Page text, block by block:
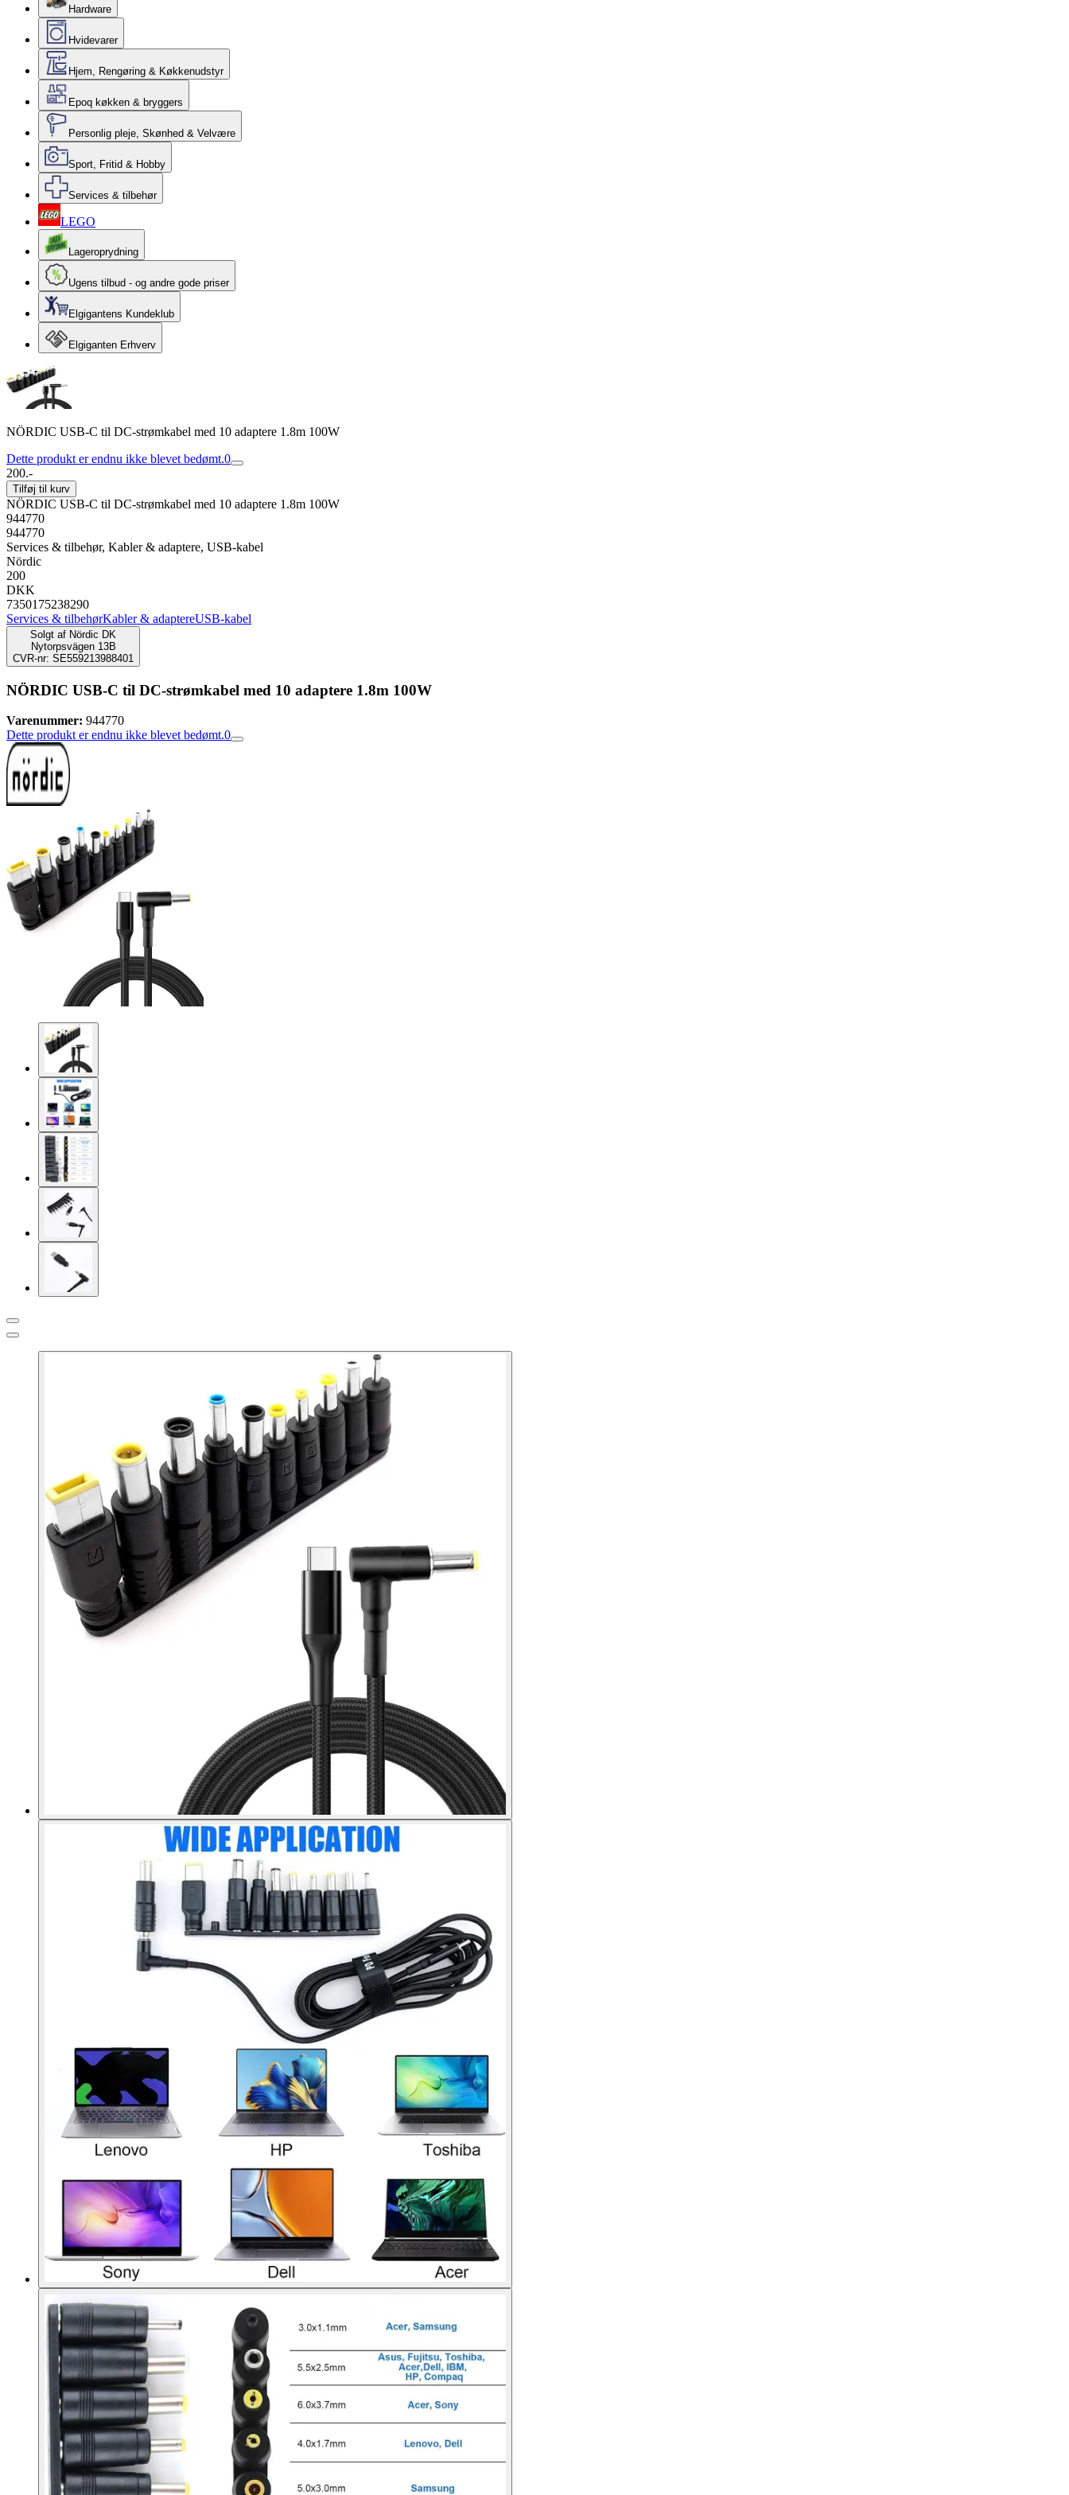
Hardware
Hvidevarer
Hjem, Rengøring & Køkkenudstyr
Epoq køkken & bryggers
Personlig pleje, Skønhed & Velvære
Sport, Fritid & Hobby
Services & tilbehør
LEGO
Lageroprydning
Ugens tilbud - og andre gode priser
Elgigantens Kundeklub
Elgiganten Erhverv
NÖRDIC USB-C til DC-strømkabel med 10 adaptere 1.8m 100W
Dette produkt er endnu ikke blevet bedømt.0
200.-
Tilføj til kurv
NÖRDIC USB-C til DC-strømkabel med 10 adaptere 1.8m 100W
944770
944770
Services & tilbehør, Kabler & adaptere, USB-kabel
Nördic
200
DKK
7350175238290
Services & tilbehørKabler & adaptereUSB-kabel
Solgt af Nördic DK
Nytorpsvägen 13B
CVR-nr: SE559213988401
NÖRDIC USB-C til DC-strømkabel med 10 adaptere 1.8m 100W
Varenummer: 944770
Dette produkt er endnu ikke blevet bedømt.0